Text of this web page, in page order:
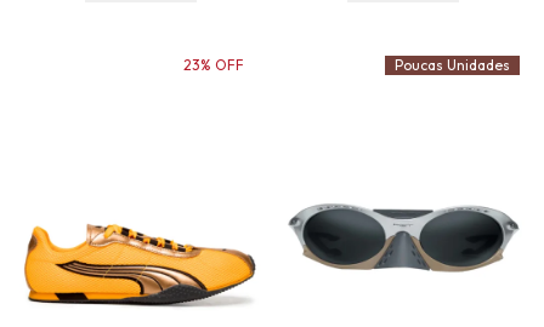
23% OFF Poucas Unidades